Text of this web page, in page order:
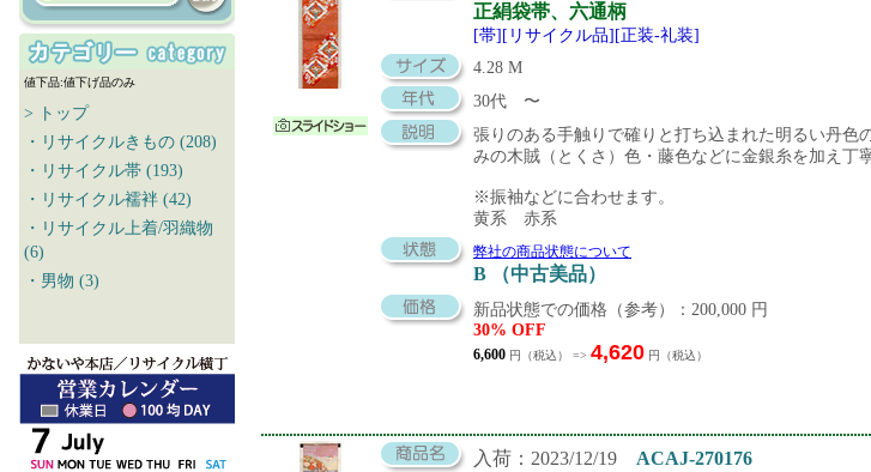
値下品:値下げ品のみ
> トップ
・リサイクルきもの (208)
・リサイクル帯 (193)
・リサイクル襦袢 (42)
・リサイクル上着/羽織物
(6)
・男物 (3)
正絹袋帯、六通柄
[帯][リサイクル品][正装-礼装]
4.28 M
30代 〜
張りのある手触りで確りと打ち込まれた明るい丹
みの木賊（とくさ）色・藤色などに金銀糸を加え丁
※振袖などに合わせます。
黄系 赤系
弊社の商品状態について
B （中古美品）
新品状態での価格（参考）：200,000 円
30% OFF
6,600 円（税込） => 4,620 円（税込）
入荷：2023/12/19
ACAJ-270176